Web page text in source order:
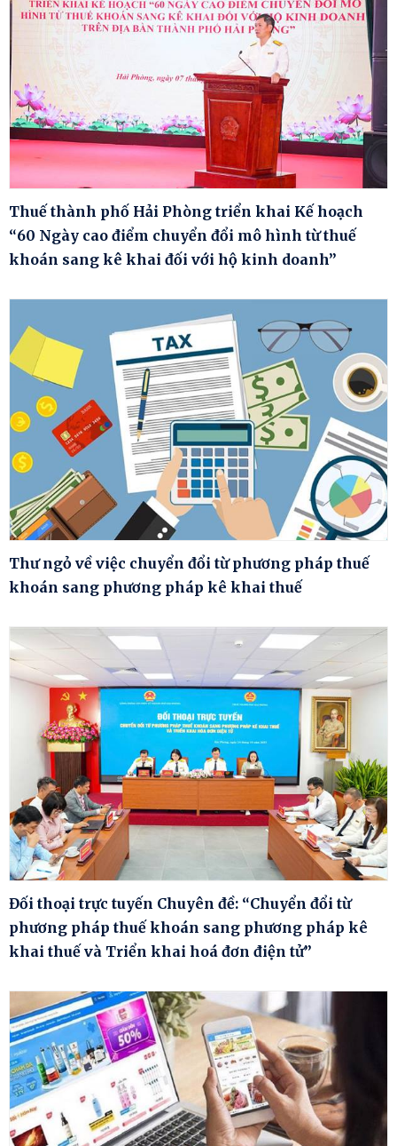
Thuế thành phố Hải Phòng triển khai Kế hoạch
“60 Ngày cao điểm chuyển đổi mô hình từ thuế
khoán sang kê khai đối với hộ kinh doanh”
Thư ngỏ về việc chuyển đổi từ phương pháp thuế
khoán sang phương pháp kê khai thuế
Đối thoại trực tuyến Chuyên đề: “Chuyển đổi từ
phương pháp thuế khoán sang phương pháp kê
khai thuế và Triển khai hoá đơn điện tử”